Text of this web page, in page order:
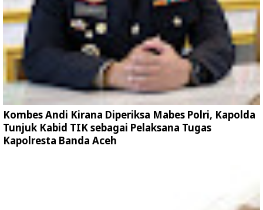
Kombes Andi Kirana Diperiksa Mabes Polri, Kapolda
Tunjuk Kabid TIK sebagai Pelaksana Tugas
Kapolresta Banda Aceh